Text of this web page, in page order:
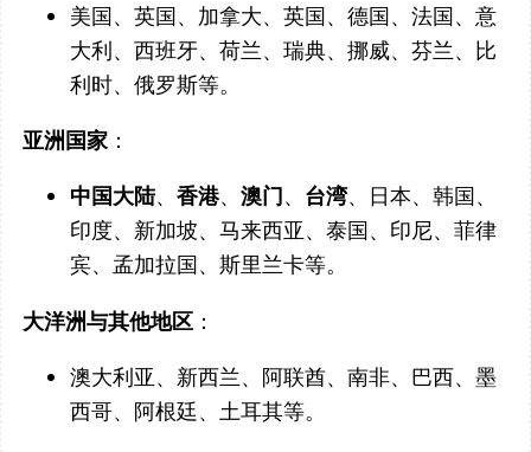
美国、英国、加拿大、英国、德国、法国、意
大利、西班牙、荷兰、瑞典、挪威、芬兰、比
利时、俄罗斯等。
亚洲国家 ：
中国大陆、香港、澳门、 台湾、日本、韩国、
印度、新加坡、马来西亚、泰国、印尼、菲律
宾、孟加拉国、斯里兰卡等。
大洋洲与其他地区 ：
澳大利亚、新西兰、阿联酋、南非、巴西、墨
西哥、阿根廷、土耳其等。